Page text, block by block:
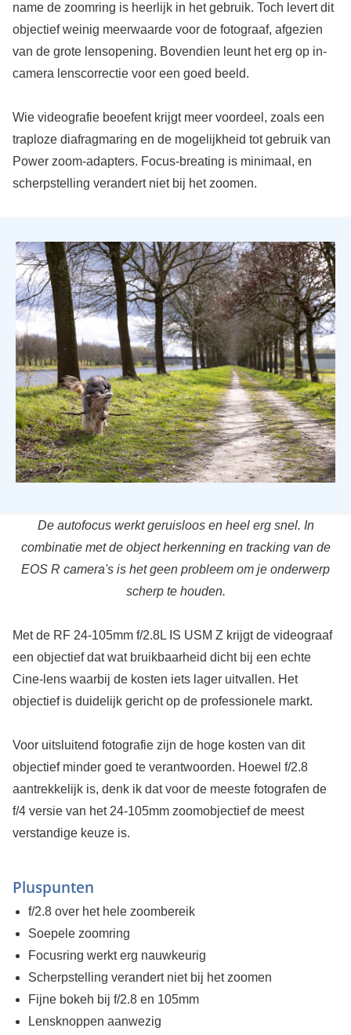
name de zoomring is heerlijk in het gebruik. Toch levert dit
objectief weinig meerwaarde voor de fotograaf, afgezien
van de grote lensopening. Bovendien leunt het erg op in-
camera lenscorrectie voor een goed beeld.
Wie videografie beoefent krijgt meer voordeel, zoals een
traploze diafragmaring en de mogelijkheid tot gebruik van
Power zoom-adapters. Focus-breating is minimaal, en
scherpstelling verandert niet bij het zoomen.
De autofocus werkt geruisloos en heel erg snel. In
combinatie met de object herkenning en tracking van de
EOS R camera's is het geen probleem om je onderwerp
scherp te houden.
Met de RF 24-105mm f/2.8L IS USM Z krijgt de videograaf
een objectief dat wat bruikbaarheid dicht bij een echte
Cine-lens waarbij de kosten iets lager uitvallen. Het
objectief is duidelijk gericht op de professionele markt.
Voor uitsluitend fotografie zijn de hoge kosten van dit
objectief minder goed te verantwoorden. Hoewel f/2.8
aantrekkelijk is, denk ik dat voor de meeste fotografen de
f/4 versie van het 24-105mm zoomobjectief de meest
verstandige keuze is.
Pluspunten
f/2.8 over het hele zoombereik
Soepele zoomring
Focusring werkt erg nauwkeurig
Scherpstelling verandert niet bij het zoomen
Fijne bokeh bij f/2.8 en 105mm
Lensknoppen aanwezig